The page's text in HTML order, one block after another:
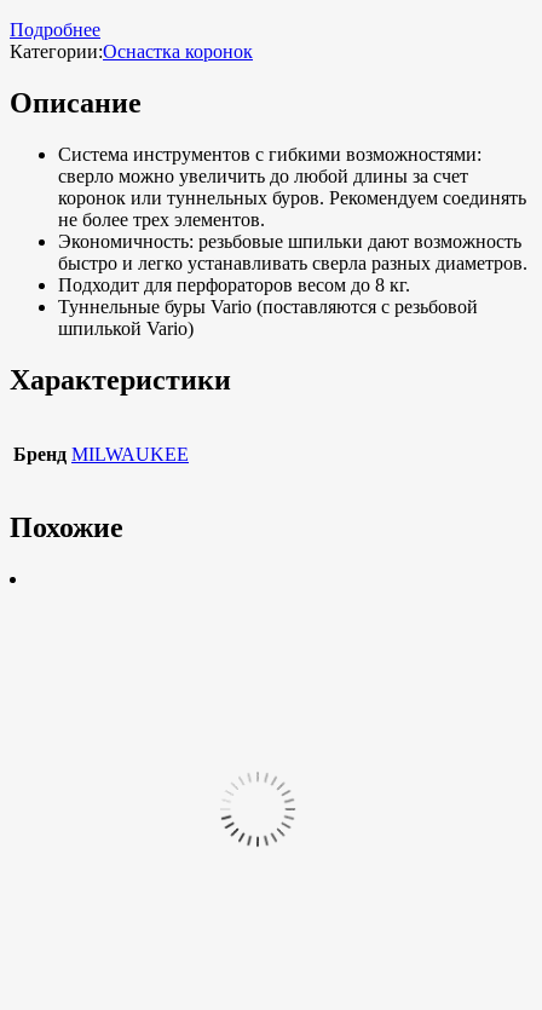
Подробнее
Категории:Оснастка коронок
Описание
Система инструментов с гибкими возможностями:
сверло можно увеличить до любой длины за счет
коронок или туннельных буров. Рекомендуем соединять
не более трех элементов.
Экономичность: резьбовые шпильки дают возможность
быстро и легко устанавливать сверла разных диаметров.
Подходит для перфораторов весом до 8 кг.
Туннельные буры Vario (поставляются с резьбовой
шпилькой Vario)
Характеристики
Бренд MILWAUKEE
Похожие